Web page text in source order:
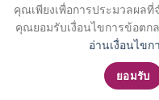
คุณเพียงเพื่อการประมวลผลที่
คุณยอมรับเงื่อนไขการข้อตก
อ่านเงื่อนไข
ยอมรับ
สมัคร
Copyright